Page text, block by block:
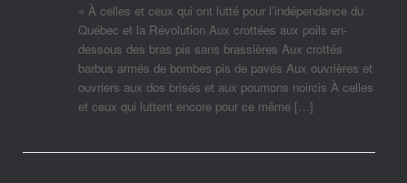
« À celles et ceux qui ont lutté pour l’indépendance du
Québec et la Révolution Aux crottées aux poils en-
dessous des bras pis sans brassières Aux crottés
barbus armés de bombes pis de pavés Aux ouvrières et
ouvriers aux dos brisés et aux poumons noircis À celles
et ceux qui luttent encore pour ce même […]